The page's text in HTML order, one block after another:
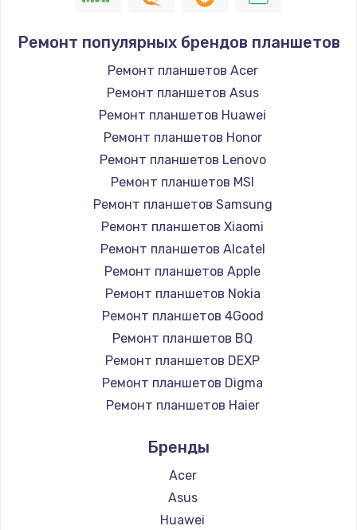
Ремонт популярных брендов планшетов
Ремонт планшетов Acer
Ремонт планшетов Asus
Ремонт планшетов Huawei
Ремонт планшетов Honor
Ремонт планшетов Lenovo
Ремонт планшетов MSI
Ремонт планшетов Samsung
Ремонт планшетов Xiaomi
Ремонт планшетов Alcatel
Ремонт планшетов Apple
Ремонт планшетов Nokia
Ремонт планшетов 4Good
Ремонт планшетов BQ
Ремонт планшетов DEXP
Ремонт планшетов Digma
Ремонт планшетов Haier
Ремонт планшетов Microsoft
Ремонт планшетов BlackView
Ремонт планшетов Amazon
Ремонт планшетов Aquarius
Бренды
Acer
Asus
Huawei